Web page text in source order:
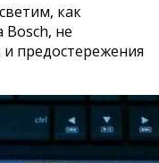
как
Bosch, не
предостережения